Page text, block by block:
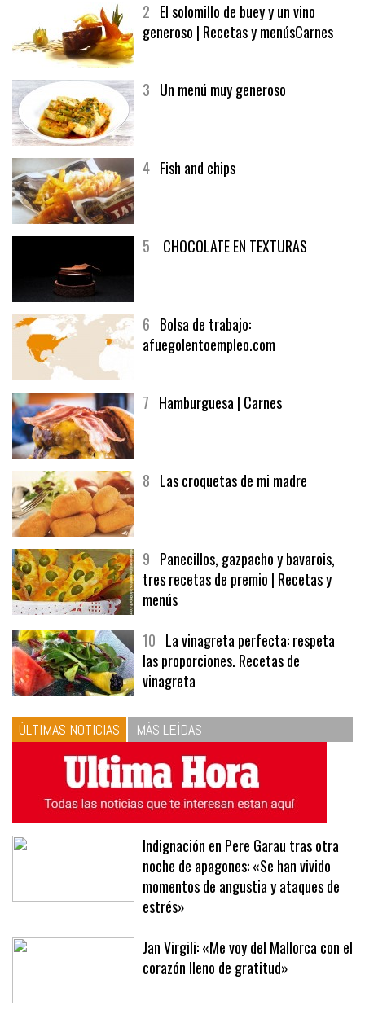
2 El solomillo de buey y un vino
generoso | Recetas y menúsCarnes
3 Un menú muy generoso
4 Fish and chips
5 CHOCOLATE EN TEXTURAS
6 Bolsa de trabajo:
afuegolentoempleo.com
7 Hamburguesa | Carnes
8 Las croquetas de mi madre
9 Panecillos, gazpacho y bavarois,
tres recetas de premio | Recetas y
menús
10 La vinagreta perfecta: respeta
las proporciones. Recetas de
vinagreta
ÚLTIMAS NOTICIAS MÁS LEÍDAS
Indignación en Pere Garau tras otra
noche de apagones: «Se han vivido
momentos de angustia y ataques de
estrés»
Jan Virgili: «Me voy del Mallorca con el
corazón lleno de gratitud»